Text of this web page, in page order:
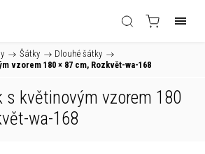
/ Šátky / Dlouhé šátky /
vzorem 180 × 87 cm, Rozkvět-wa-168
s květinovým vzorem 180
wa-168